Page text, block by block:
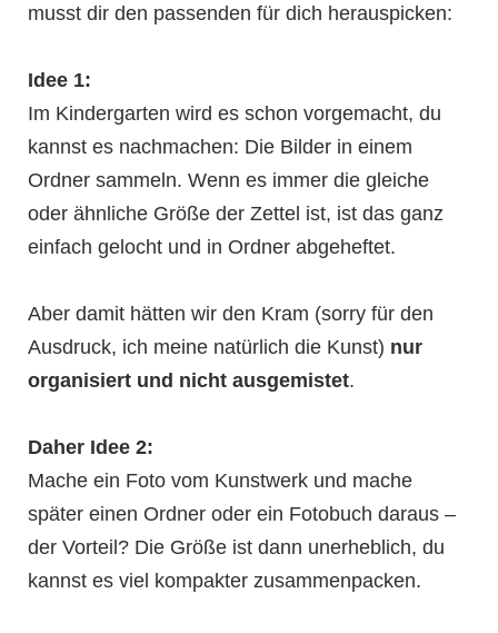
musst dir den passenden für dich herauspicken:
Idee 1:
Im Kindergarten wird es schon vorgemacht, du
kannst es nachmachen: Die Bilder in einem
Ordner sammeln. Wenn es immer die gleiche
oder ähnliche Größe der Zettel ist, ist das ganz
einfach gelocht und in Ordner abgeheftet.
Aber damit hätten wir den Kram (sorry für den
Ausdruck, ich meine natürlich die Kunst) nur
organisiert und nicht ausgemistet.
Daher Idee 2:
Mache ein Foto vom Kunstwerk und mache
später einen Ordner oder ein Fotobuch daraus –
der Vorteil? Die Größe ist dann unerheblich, du
kannst es viel kompakter zusammenpacken.